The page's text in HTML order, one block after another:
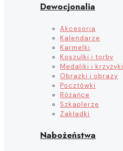
Dewocjonalia
Akcesoria
Kalendarze
Karmelki
Koszulki i torby
Medaliki i krzyżyki
Obrazki i obrazy
Pocztówki
Różańce
Szkaplerze
Zakładki
Nabożeństwa